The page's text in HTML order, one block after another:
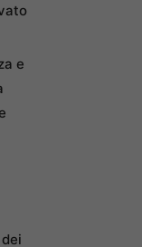
e